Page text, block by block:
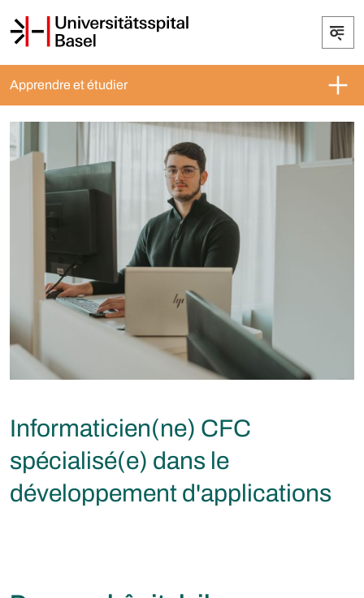
Apprendre et étudier
Informaticien(ne) CFC
spécialisé(e) dans le
développement d'applications